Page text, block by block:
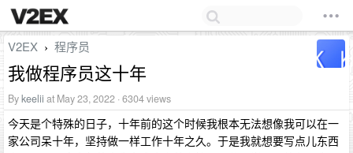
V2EX › 程序员
我做程序员这十年
Bykeelii at May 23, 2022 · 6304 views
今天是个特殊的日子，十年前的这个时候我根本无法想像我可以在一
家公司呆十年，坚持做一样工作十年之久。于是我就想要写点儿东西